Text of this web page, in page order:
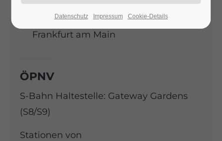
Frankfurt am Main
Amelia-Mary-Earhart-Straße 7, 60549
Frankfurt am Main
ÖPNV
S-Bahn Haltestelle: Gateway Gardens
(S8/S9)
Stationen von
Datenschutz Impressum Cookie-Details